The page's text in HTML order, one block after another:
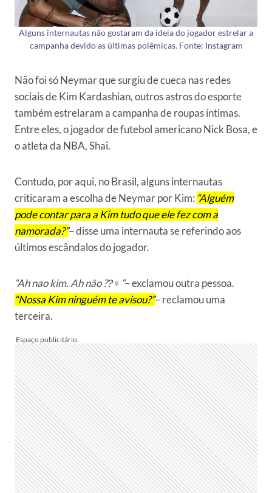
Alguns internautas não gostaram da ideia do jogador estrelar a
campanha devido as últimas polêmicas. Fonte: Instagram
Não foi só Neymar que surgiu de cueca nas redes
sociais de Kim Kardashian, outros astros do esporte
também estrelaram a campanha de roupas íntimas.
Entre eles, o jogador de futebol americano Nick Bosa, e
o atleta da NBA, Shai.
Contudo, por aqui, no Brasil, alguns internautas
criticaram a escolha de Neymar por Kim: “Alguém
pode contar para a Kim tudo que ele fez com a
namorada?”– disse uma internauta se referindo aos
últimos escândalos do jogador.
“Ah nao kim. Ah não ??‍♀”– exclamou outra pessoa.
“Nossa Kim ninguém te avisou?”– reclamou uma
terceira.